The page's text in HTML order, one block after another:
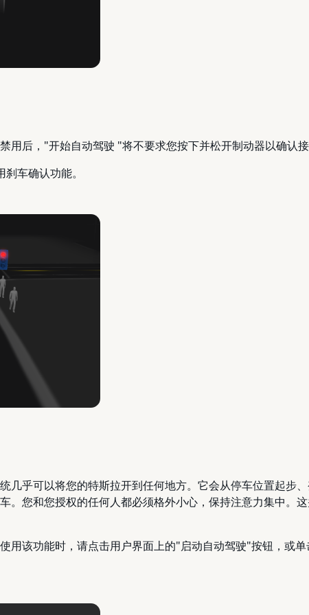
用后，"开始自动驾驶 "将不要求您按下并松开制动器以确认
车确认功能。
几乎可以将您的特斯拉开到任何地方。它会从停车位置起步
。您和您授权的任何人都必须格外小心，保持注意力集中。
用该功能时，请点击用户界面上的"启动自动驾驶"按钮，或